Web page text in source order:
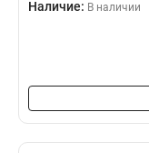
Наличие: В наличии